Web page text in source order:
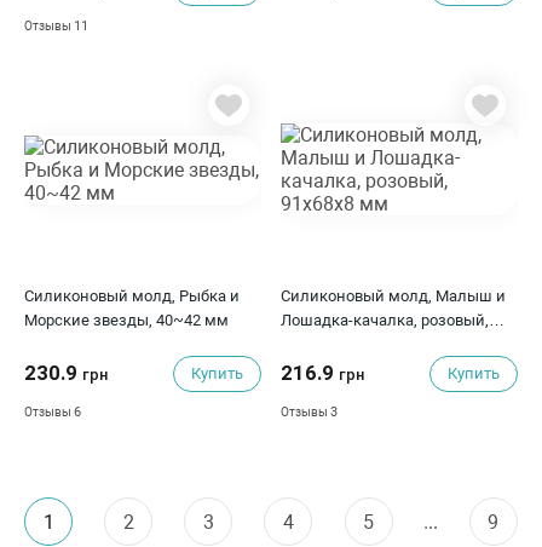
Отзывы 11
Силиконовый молд, Рыбка и
Морские звезды, 40~42 мм
230.9 грн Купить
Отзывы 6
Силиконовый молд, Малыш и
Лошадка-качалка, розовый,
216.9 грн Купить
Отзывы3
1 2 3 4 5 ... 9